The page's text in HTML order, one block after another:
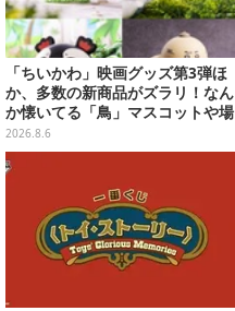
「ちいかわ」映画グッズ第3弾ほ
か、多数の新商品がズラリ！なん
か懐いてる「鳥」マスコットや場
面写アイテムなど必見のラインナ
ップ
2026.8.6